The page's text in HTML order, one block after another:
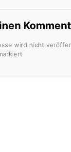
wird nicht